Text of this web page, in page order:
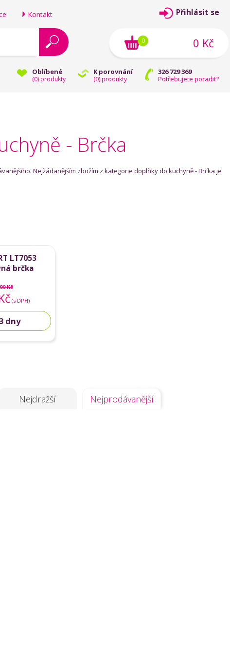
Kontakt
Oblíbené
(0) produkty
K porovnání
(0) produkty
326 729 369
Potřebujete poradit?
Přihlásit se
0 Kč
0
- Brčka
Nejžádanějším zbožím z kategorie doplňky do kuchyně - Brčka je
LT7053
brčka
Kč
(s DPH)
dny
Nejdražší Nejprodávanější